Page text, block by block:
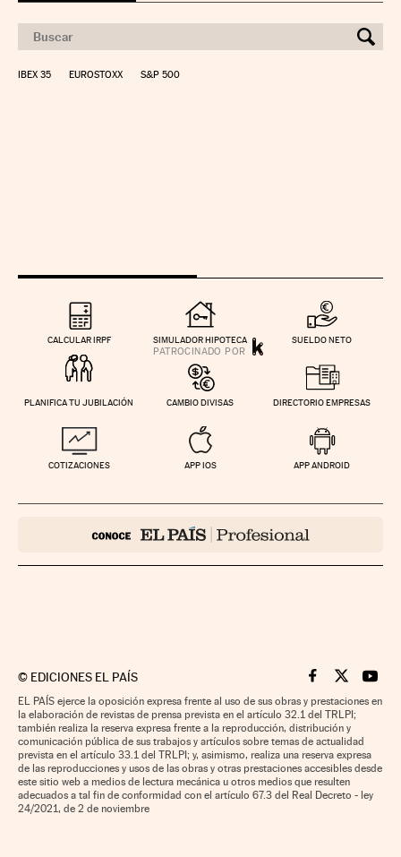
IBEX 35 EUROSTOXX S&P 500
CALCULAR IRPF SIMULADOR HIPOTECA SUELDO NETO
PLANIFICA TU JUBILACIÓN CAMBIO DIVISAS DIRECTORIO EMPRESAS
COTIZACIONES APP IOS APP ANDROID
© EDICIONES EL PAÍS Cinco Días en
Cinco Días
Cinco
EL PAÍS ejerce la oposición expresa frente al uso de sus obras y prestaciones en
la elaboración de revistas de prensa prevista en el artículo 32.1 del TRLPI;
también realiza la reserva expresa frente a la reproducción, distribución y
comunicación pública de sus trabajos y artículos sobre temas de actualidad
prevista en el artículo 33.1 del TRLPI; y, asimismo, realiza una reserva expresa
de las reproducciones y usos de las obras y otras prestaciones accesibles desde
este sitio web a medios de lectura mecánica u otros medios que resulten
adecuados a tal fin de conformidad con el artículo 67.3 del Real Decreto - ley
24/2021, de 2 de noviembre